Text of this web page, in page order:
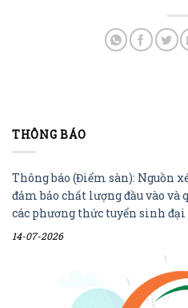
THÔNG BÁO
Thông báo (Điểm sàn): Nguồn
đảm bảo chất lượng đầu vào và
các phương thức tuyển sinh đại
14-07-2026